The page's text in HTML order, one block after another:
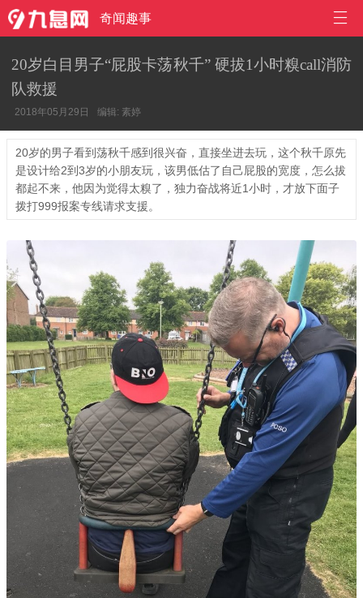

奇闻趣事
20岁白目男子“屁股卡荡秋千” 硬拔1小时糗call消防
队救援
2018年05月29日 编辑: 素婷
20岁的男子看到荡秋千感到很兴奋，直接坐进去玩，这个秋千原先
是设计给2到3岁的小朋友玩，该男低估了自己屁股的宽度，怎么拔
都起不来，他因为觉得太糗了，独力奋战将近1小时，才放下面子
拨打999报案专线请求支援。